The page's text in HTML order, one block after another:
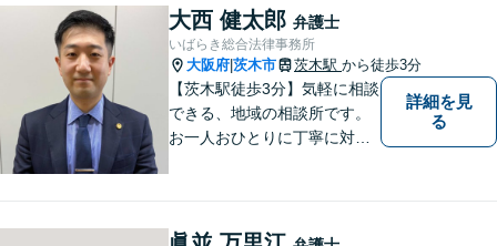
ごとに対応！まずは無料相談
にお越しください。【完全個
室対応】
大西 健太郎 弁護士
いばらき総合法律事務所
大阪府 茨木市 茨木駅 から徒歩3分
【茨木駅徒歩3分】気軽に相談
できる、地域の相談所です。
お一人おひとりに丁寧に対応
お困りごとがあれば、すぐに
詳細を見
る